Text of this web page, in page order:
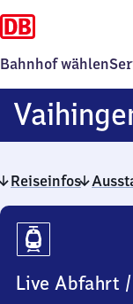
Bahnhof wählen
Reiseinfos
Reiseinfos
Live Abfahrt